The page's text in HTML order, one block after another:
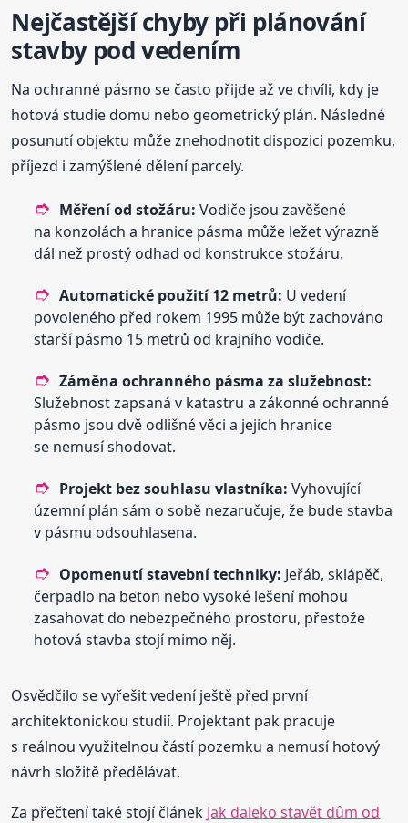
Nejčastější chyby při plánování
stavby pod vedením
Na ochranné pásmo se často přijde až ve chvíli, kdy je
hotová studie domu nebo geometrický plán. Následné
posunutí objektu může znehodnotit dispozici pozemku,
příjezd i zamýšlené dělení parcely.
Měření od stožáru: Vodiče jsou zavěšené
na konzolách a hranice pásma může ležet výrazně
dál než prostý odhad od konstrukce stožáru.
Automatické použití 12 metrů: U vedení
povoleného před rokem 1995 může být zachováno
starší pásmo 15 metrů od krajního vodiče.
Záměna ochranného pásma za služebnost:
Služebnost zapsaná v katastru a zákonné ochranné
pásmo jsou dvě odlišné věci a jejich hranice
se nemusí shodovat.
Projekt bez souhlasu vlastníka: Vyhovující
územní plán sám o sobě nezaručuje, že bude stavba
v pásmu odsouhlasena.
Opomenutí stavební techniky: Jeřáb, sklápěč,
čerpadlo na beton nebo vysoké lešení mohou
zasahovat do nebezpečného prostoru, přestože
hotová stavba stojí mimo něj.
Osvědčilo se vyřešit vedení ještě před první
architektonickou studií. Projektant pak pracuje
s reálnou využitelnou částí pozemku a nemusí hotový
návrh složitě předělávat.
Za přečtení také stojí článek Jak daleko stavět dům od